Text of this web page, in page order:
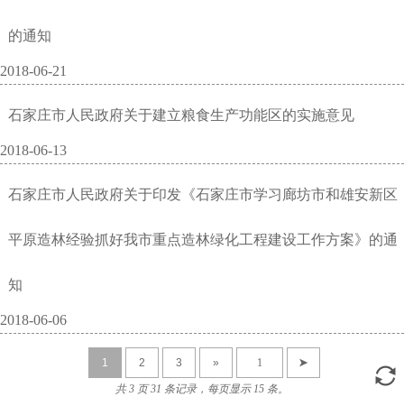
的通知
2018-06-21
石家庄市人民政府关于建立粮食生产功能区的实施意见
2018-06-13
石家庄市人民政府关于印发《石家庄市学习廊坊市和雄安新区
平原造林经验抓好我市重点造林绿化工程建设工作方案》的通
知
2018-06-06
1 2 3 » ➤
共 3 页 31 条记录，每页显示 15 条。